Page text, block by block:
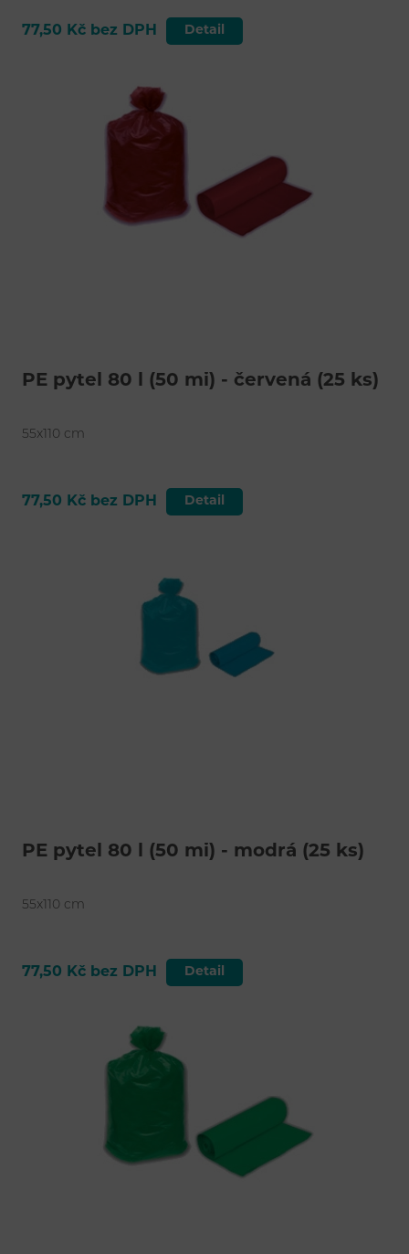
77,50 Kč bez DPH Detail
PE pytel 80 l (50 mi) - červená (25 ks)
55x110 cm
77,50 Kč bez DPH Detail
PE pytel 80 l (50 mi) - modrá (25 ks)
55x110 cm
77,50 Kč bez DPH Detail